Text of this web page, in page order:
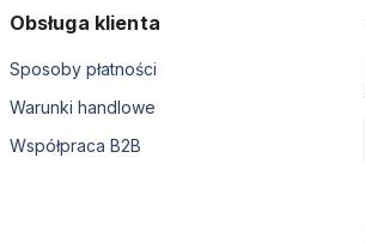
Obsługa klienta
Sposoby płatności
Warunki handlowe
Współpraca B2B